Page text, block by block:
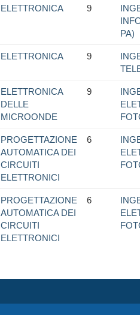
ELETTRONICA 9
PA)
ELETTRONICA 9
ELETTRONICA
DELLE
MICROONDE
9
PROGETTAZIONE
AUTOMATICA DEI
CIRCUITI
ELETTRONICI
6
PROGETTAZIONE
AUTOMATICA DEI
CIRCUITI
ELETTRONICI
6